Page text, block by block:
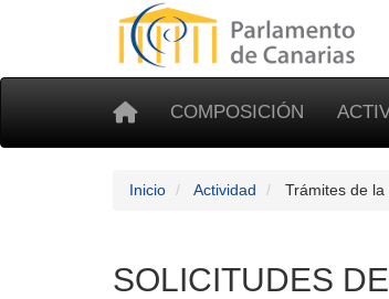
COMPOSICIÓN
Inicio Actividad Trámites de la
SOLICITUDES